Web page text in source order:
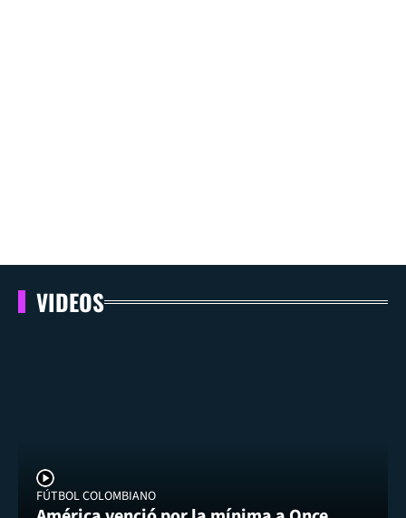
VIDEOS
FÚTBOL COLOMBIANO